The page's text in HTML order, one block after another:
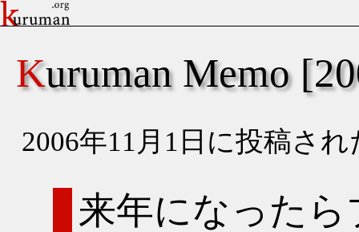
Kuruman Memo
2006年11月1日に投稿さ
来年になった